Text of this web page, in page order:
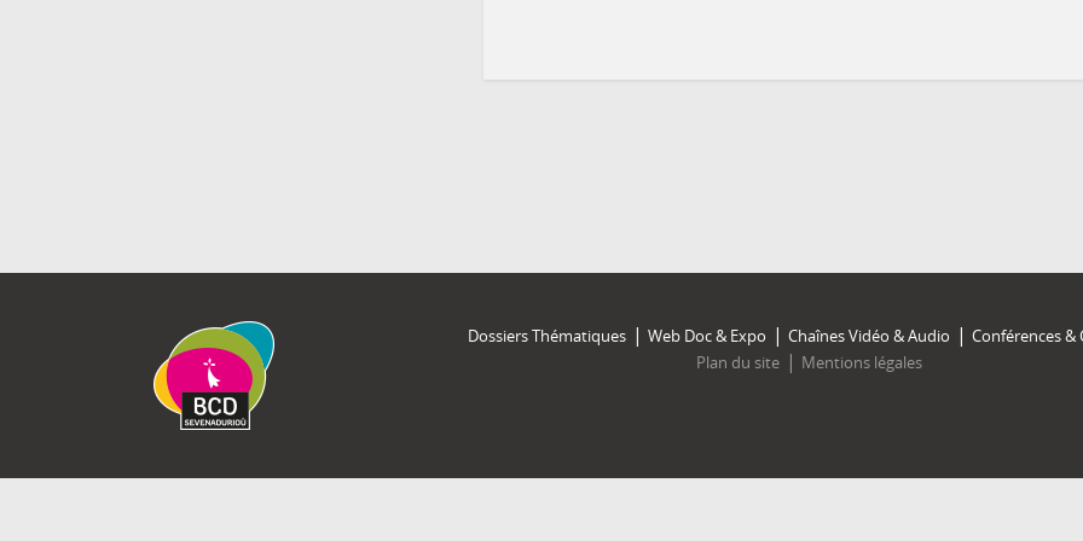
Dossiers Thématiques Web Doc & Expo Chaînes Vidéo & Audio
Conférences &
Plan du site
Mentions légales